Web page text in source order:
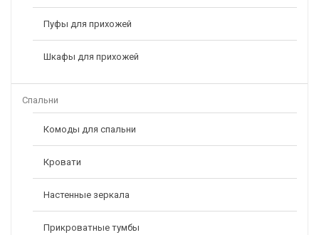
Пуфы для прихожей
Шкафы для прихожей
Спальни
Комоды для спальни
Кровати
Настенные зеркала
Прикроватные тумбы